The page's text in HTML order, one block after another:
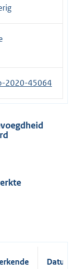
2020-45064
Datum